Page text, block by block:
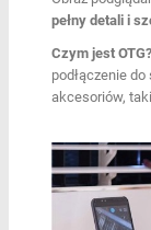
pełny detali i
Czym jest OTG?
podłączenie
akcesoriów,